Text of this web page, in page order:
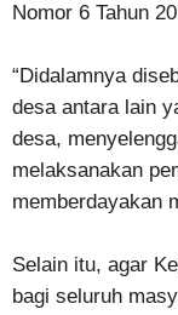
Nomor 6 Tahun
“Didalamnya
desa antara lain
desa,
melaksanakan
memberdayakan
Selain itu, agar
bagi seluruh